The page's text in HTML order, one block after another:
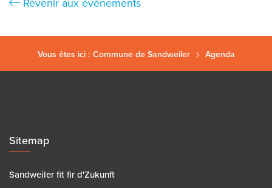
Vous êtes ici : Commune de Sandweiler Agenda
Sitemap
Sandweiler fit fir d'Zukunft